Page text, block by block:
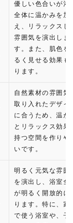
優しい色合いが浴
全体に温かみを加
え、リラックスし
雰囲気を演出しま
す。また、肌色を
るく見せる効果も
ります。
自然素材の雰囲気
取り入れたデザイ
に合うため、温か
とリラックス効果
持つ空間を作りや
いです。
明るく元気な雰囲
を演出し、浴室全
が明るく開放的に
ります。特に、家
で使う浴室や、子